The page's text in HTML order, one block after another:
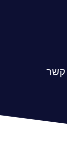
קשר